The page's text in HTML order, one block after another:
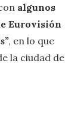
algunos
Eurovisión
, en lo que
la ciudad de